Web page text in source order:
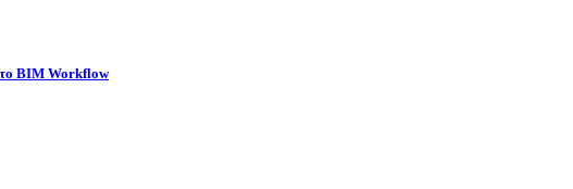
το BIM Workflow